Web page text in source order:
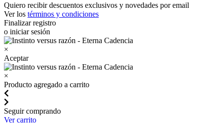
Quiero recibir descuentos exclusivos y novedades por email
Ver los términos y condiciones
Finalizar registro
o iniciar sesión
×
Aceptar
×
Producto agregado a carrito
Seguir comprando
Ver carrito